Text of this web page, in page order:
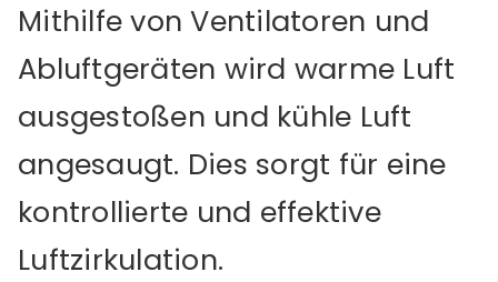
Mithilfe von Ventilatoren und
Abluftgeräten wird warme Luft
ausgestoßen und kühle Luft
angesaugt. Dies sorgt für eine
kontrollierte und effektive
Luftzirkulation.